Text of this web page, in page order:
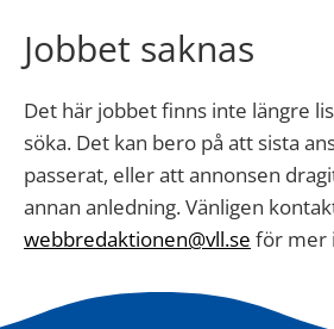
Jobbet saknas
Det här jobbet finns inte längre
söka. Det kan bero på att sista
passerat, eller att annonsen
annan anledning. Vänligen
webbredaktionen@vll.se för mer